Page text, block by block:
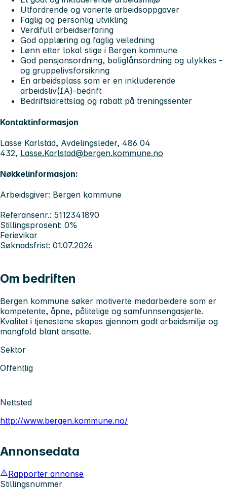
Utfordrende og varierte arbeidsoppgaver
Faglig og personlig utvikling
Verdifull arbeidserfaring
God opplæring og faglig veiledning
Lønn etter lokal stige i Bergen kommune
God pensjonsordning, boliglånsordning og ulykkes -
og gruppelivsforsikring
En arbeidsplass som er en inkluderende
arbeidsliv(IA)-bedrift
Bedriftsidrettslag og rabatt på treningssenter
Kontaktinformasjon
Lasse Karlstad, Avdelingsleder, 486 04
432, Lasse.Karlstad@bergen.kommune.no
Nøkkelinformasjon:
Arbeidsgiver: Bergen kommune
Referansenr.: 5112341890
Stillingsprosent: 0%
Ferievikar
Søknadsfrist: 01.07.2026
Om bedriften
Bergen kommune søker motiverte medarbeidere som er
kompetente, åpne, pålitelige og samfunnsengasjerte.
Kvalitet i tjenestene skapes gjennom godt arbeidsmiljø og
mangfold blant ansatte.
Sektor
Offentlig
Nettsted
http://www.bergen.kommune.no/
Annonsedata
Rapporter annonse
Stillingsnummer